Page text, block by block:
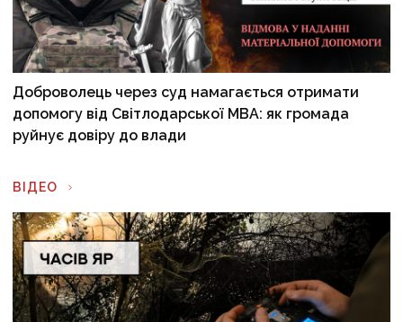
Доброволець через суд намагається отримати
допомогу від Світлодарської МВА: як громада
руйнує довіру до влади
ВІДЕО